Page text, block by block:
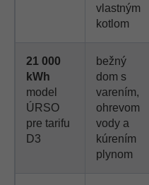
vlastným
kotlom
21 000
kWh
model
ÚRSO
pre tarifu
D3
bežný
dom s
varením,
ohrevom
vody a
kúrením
plynom